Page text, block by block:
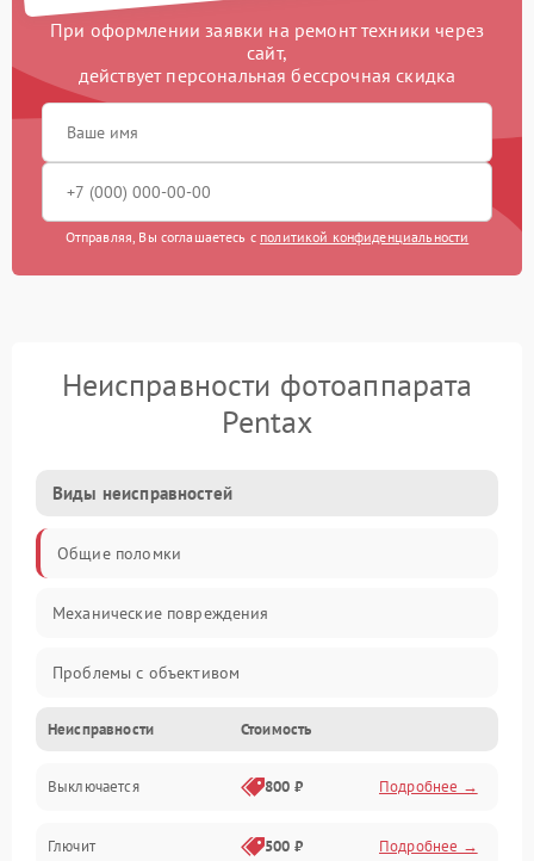
При оформлении заявки на ремонт техники через
сайт,
действует персональная бессрочная скидка
Отправляя, Вы соглашаетесь с политикой конфиденциальности
Неисправности фотоаппарата
Pentax
Виды неисправностей
Общие поломки
Механические повреждения
Проблемы с объективом
Электронные ошибки
Механические проблемы
Матрица и оптика
Неисправности Стоимость
Выключается 800 ₽ Подробнее →
Глючит 500 ₽ Подробнее →